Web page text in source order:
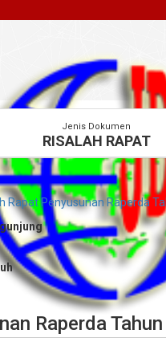
Jenis Dokumen
RISALAH RAPAT
Rapat Penyusunan Raperda
Raperda